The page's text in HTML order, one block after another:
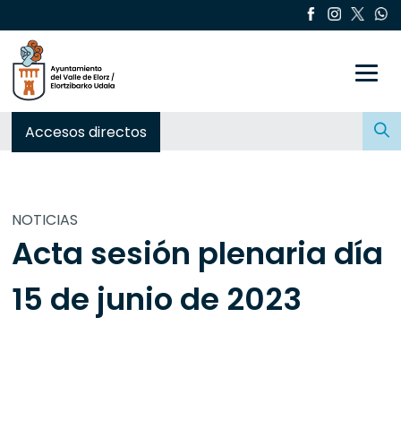
Accesos directos
Buscar:
NOTICIAS
Acta sesión plenaria día
15 de junio de 2023